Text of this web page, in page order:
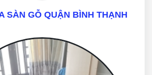
SÀN GỖ QUẬN BÌNH THẠNH